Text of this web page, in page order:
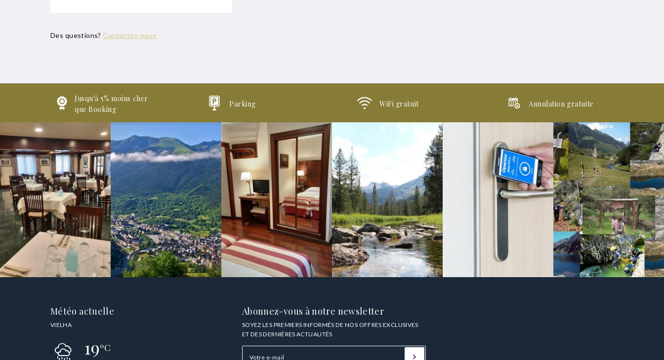
Des questions? Contactez-nous
Jusqu'à 5% moins cher
que Booking
Parking WiFi gratuit Annulation gratuite
Météo actuelle
VIELHA
19ºC
Abonnez-vous à notre newsletter
SOYEZ LES PREMIERS INFORMÉS DE NOS OFFRES EXCLUSIVES
ET DES DERNIÈRES ACTUALITÉS